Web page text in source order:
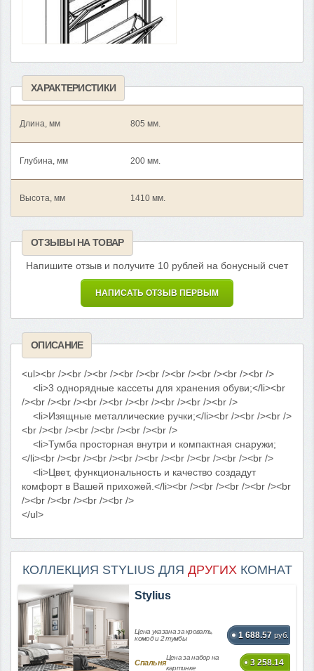
ХАРАКТЕРИСТИКИ
Длина, мм 805 мм.
Глубина, мм 200 мм.
Высота, мм 1410 мм.
ОТЗЫВЫ НА ТОВАР
Напишите отзыв и получите 10 рублей на бонусный счет
НАПИСАТЬ ОТЗЫВ ПЕРВЫМ
ОПИСАНИЕ
<ul><br /><br /><br /><br /><br /><br /><br /><br /><br />
<li>3 однорядные кассеты для хранения обуви;</li><br
/><br /><br /><br /><br /><br /><br /><br /><br />
<li>Изящные металлические ручки;</li><br /><br /><br />
<br /><br /><br /><br /><br /><br />
<li>Тумба просторная внутри и компактная снаружи;
</li><br /><br /><br /><br /><br /><br /><br /><br /><br />
<li>Цвет, функциональность и качество создадут
комфорт в Вашей прихожей.</li><br /><br /><br /><br /><br
/><br /><br /><br /><br />
</ul>
КОЛЛЕКЦИЯ STYLIUS ДЛЯ ДРУГИХ КОМНАТ
Stylius
Цена указана за кровать,
комод и 2 тумбы
1 688.57 руб.
Спальня
Цена за набор на
картинке
3 258.14